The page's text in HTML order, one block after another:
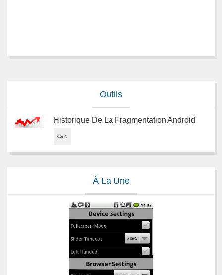
Outils
Historique De La Fragmentation Android
0
À La Une